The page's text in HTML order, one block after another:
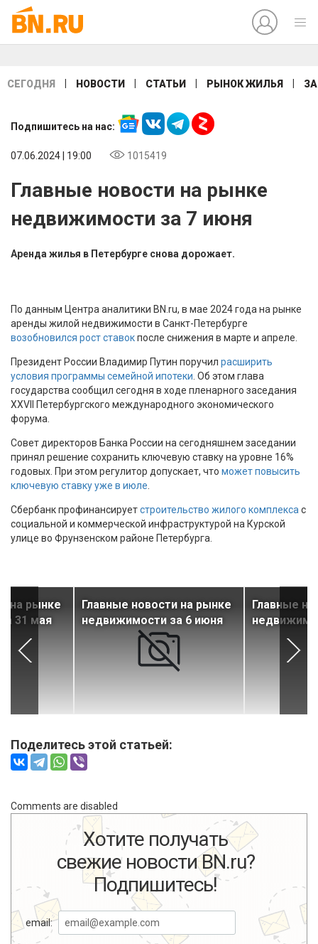
СЕГОДНЯ НОВОСТИ СТАТЬИ РЫНОК ЖИЛЬЯ
Подпишитесь на нас:
07.06.2024 | 19:00 1015419
Главные новости на рынке
недвижимости за 7 июня
Аренда жилья в Петербурге снова дорожает.
По данным Центра аналитики BN.ru, в мае 2024 года на рынке
аренды жилой недвижимости в Санкт-Петербурге
возобновился рост ставокпосле снижения в марте и апреле.
Президент России Владимир Путин поручил расширить
условия программы семейной ипотеки . Об этом глава
государства сообщил сегодня в ходе пленарного заседания
XXVII Петербургского международного экономического
форума.
Совет директоров Банка России на сегодняшнем заседании
принял решение сохранить ключевую ставку на уровне 16%
годовых. При этом регулитор допускает, что может повысить
ключевую ставку уже в июле
Сбербанк профинансируетстроительство жилого комплекса с
социальной и коммерческой инфраструктурой на Курской
улице во Фрунзенском районе Петербурга.
на рынке
31 мая
Главные новости на рынке
недвижимости за 6 июня
Главные
Поделитесь этой статьей:
Comments are disabled
Хотите получать
свежие новости BN.ru?
Подпишитесь!
email: